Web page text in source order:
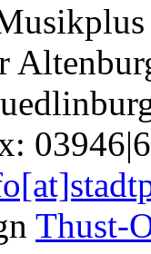
Thust-